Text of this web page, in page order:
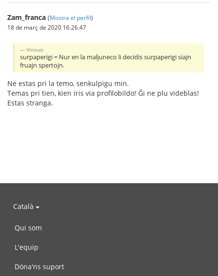
Zam_franca (Mostra el perfil)
18 de març de 2020 16.26.47
Vinisus:
surpaperigi = Nur en la maljuneco li decidis surpaperigi siajn
fruajn spertojn.
Ne estas pri la temo, senkulpigu min.
Temas pri tien, kien iris via profilobildo! Ĝi ne plu videblas!
Estas stranga.
Català
Qui som
L'equip
Dóna'ns suport